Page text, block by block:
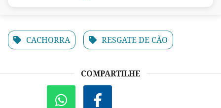
CACHORRA RESGATE DE CÃO
COMPARTILHE